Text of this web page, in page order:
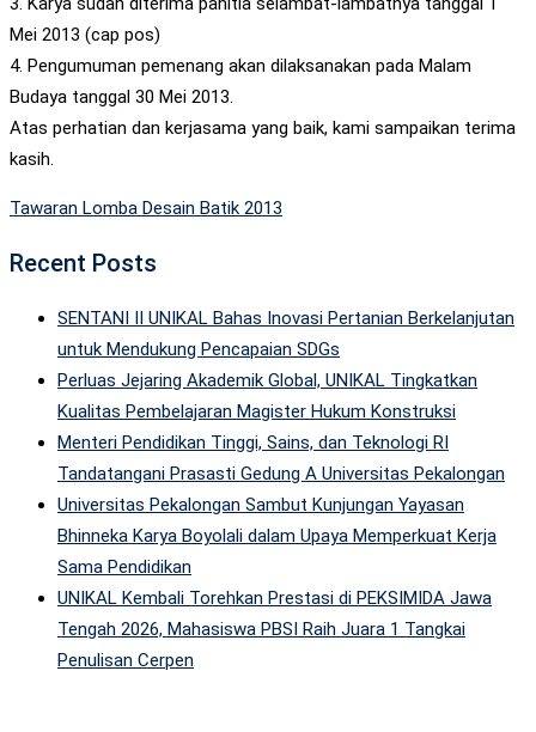
Mei 2013 (cap pos)
4. Pengumuman pemenang akan dilaksanakan pada Malam
Budaya tanggal 30 Mei 2013.
Atas perhatian dan kerjasama yang baik, kami sampaikan terima
kasih.
Tawaran Lomba Desain Batik 2013
Recent Posts
SENTANI II UNIKAL Bahas Inovasi Pertanian Berkelanjutan
untuk Mendukung Pencapaian SDGs
Perluas Jejaring Akademik Global, UNIKAL Tingkatkan
Kualitas Pembelajaran Magister Hukum Konstruksi
Menteri Pendidikan Tinggi, Sains, dan Teknologi RI
Tandatangani Prasasti Gedung A Universitas Pekalongan
Universitas Pekalongan Sambut Kunjungan Yayasan
Bhinneka Karya Boyolali dalam Upaya Memperkuat Kerja
Sama Pendidikan
UNIKAL Kembali Torehkan Prestasi di PEKSIMIDA Jawa
Tengah 2026, Mahasiswa PBSI Raih Juara 1 Tangkai
Penulisan Cerpen